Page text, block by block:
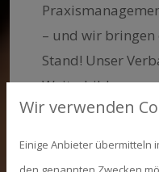
– und wir bringen
Stand! Unser
Weiterbildungen
Praxismanager in
Wir verwenden
Einige Anbieter übermitteln